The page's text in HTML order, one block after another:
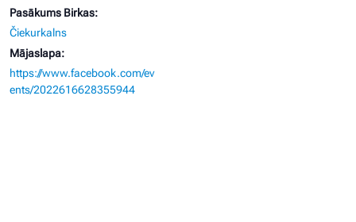
Pasākums Birkas:
Čiekurkalns
Mājaslapa:
https://www.facebook.com/ev
ents/2022616628355944